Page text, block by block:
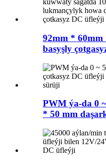
92mm *
basyşly
PWM ýa-da 0
* 50 mm